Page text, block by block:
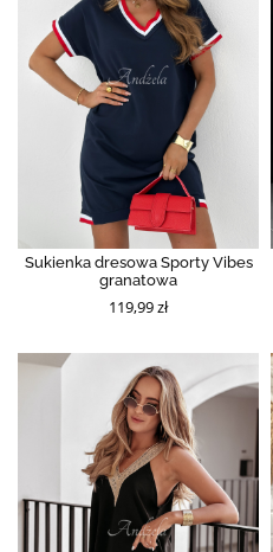
Sukienka dresowa Sporty Vibes
granatowa
119,99 zł